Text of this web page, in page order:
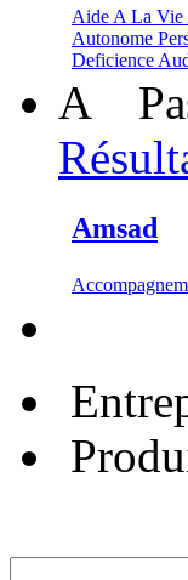
Aide A La Vie
Autonome
Deficience
A
Amsad